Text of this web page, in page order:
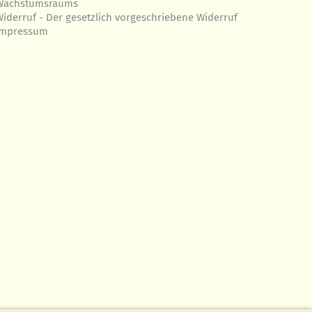
- Der gesetzlich vorgeschriebene Widerruf